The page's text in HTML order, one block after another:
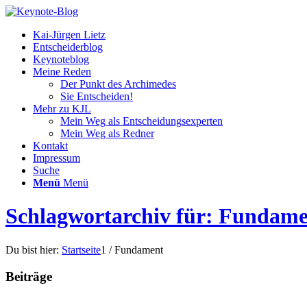
Kai-Jürgen Lietz
Entscheiderblog
Keynoteblog
Meine Reden
Der Punkt des Archimedes
Sie Entscheiden!
Mehr zu KJL
Mein Weg als Entscheidungsexperten
Mein Weg als Redner
Kontakt
Impressum
Suche
Menü Menü
Schlagwortarchiv für:
Du bist hier: Startseite1 / Fundament
Beiträge